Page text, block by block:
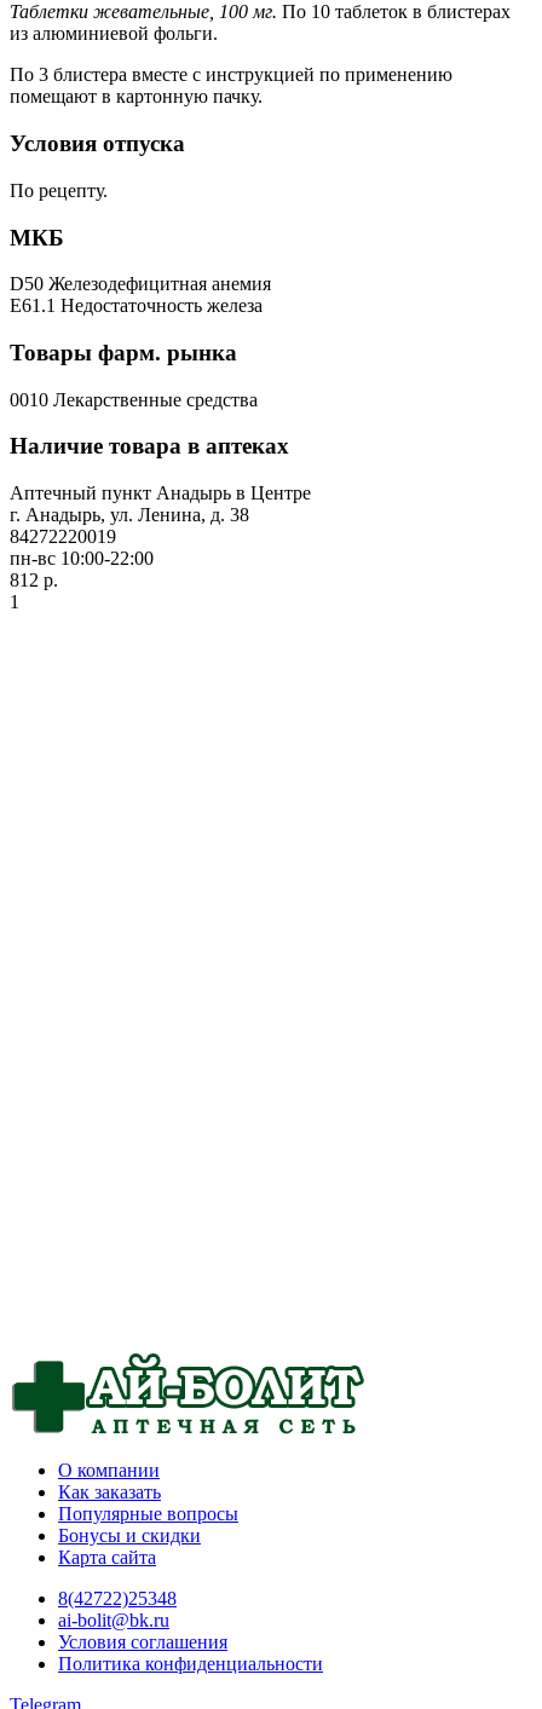
Таблетки жевательные, 100 мг. По 10 таблеток в блистерах
из алюминиевой фольги.
По 3 блистера вместе с инструкцией по применению
помещают в картонную пачку.
Условия отпуска
По рецепту.
МКБ
D50 Железодефицитная анемия
E61.1 Недостаточность железа
Товары фарм. рынка
0010 Лекарственные средства
Наличие товара в аптеках
Аптечный пункт Анадырь в Центре
г. Анадырь, ул. Ленина, д. 38
84272220019
пн-вс 10:00-22:00
812 р.
1
О компании
Как заказать
Популярные вопросы
Бонусы и скидки
Карта сайта
8(42722)25348
ai-bolit@bk.ru
Условия соглашения
Политика конфиденциальности